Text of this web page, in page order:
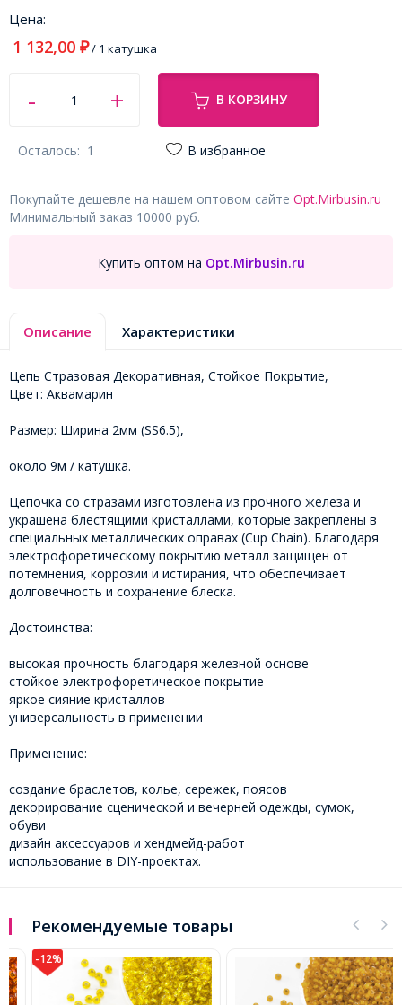
Цена:
1 132,00 ₽/ 1 катушка
В КОРЗИНУ
Осталось: 1 В избранное
Покупайте дешевле на нашем оптовом сайте Opt.Mirbusin.ru
Минимальный заказ 10000 руб.
Купить оптом на Opt.Mirbusin.ru
Описание Характеристики
Цепь Стразовая Декоративная, Стойкое Покрытие,
Цвет: Аквамарин
Размер: Ширина 2мм (SS6.5),
около 9м / катушка.
Цепочка со стразами изготовлена ​​из прочного железа и
украшена блестящими кристаллами, которые закреплены в
специальных металлических оправах (Cup Chain). Благодаря
электрофоретическому покрытию металл защищен от
потемнения, коррозии и истирания, что обеспечивает
долговечность и сохранение блеска.
Достоинства:
высокая прочность благодаря железной основе
стойкое электрофоретическое покрытие
яркое сияние кристаллов
универсальность в применении
Применение:
создание браслетов, колье, сережек, поясов
декорирование сценической и вечерней одежды, сумок,
обуви
дизайн аксессуаров и хендмейд-работ
использование в DIY-проектах.
Рекомендуемые товары
-12%